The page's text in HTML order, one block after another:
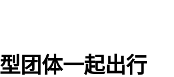
团体一起出行